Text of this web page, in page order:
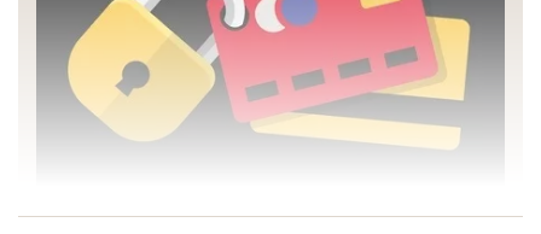
Jak na zloděje: Se zneužitím platební karty